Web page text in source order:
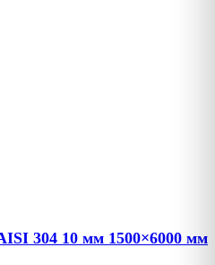
304 10 мм 1500×6000 мм